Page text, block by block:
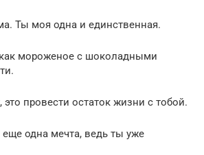
Ты моя одна и единственная.
мороженое с шоколадными
это провести остаток жизни с тобой.
одна мечта, ведь ты уже